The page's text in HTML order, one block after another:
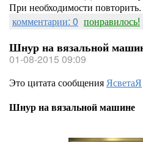
При необходимости повторить.
комментарии: 0 понравилось!
Шнур на вязальной
01-08-2015 09:09
Это цитата сообщенияЯсветаЯ
Шнур на вязальной машине